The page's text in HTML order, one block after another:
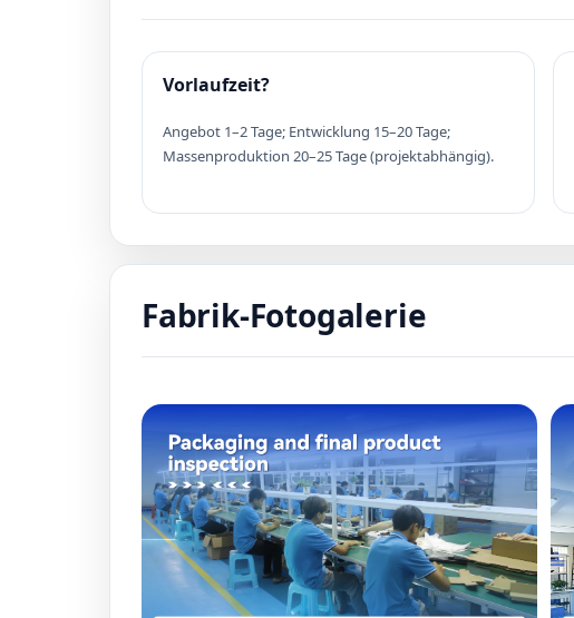
Vorlaufzeit?
Angebot 1–2 Tage; Entwicklung 15–20 Tage;
Massenproduktion 20–25 Tage (projektabhängig).
Fabrik-Fotogalerie